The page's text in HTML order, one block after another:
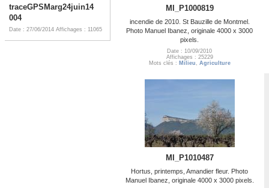
traceGPSMarg24juin14
004
Date : 27/06/2014 Affichages : 11065
MI_P1000819
incendie de 2010. St Bauzille de Montmel.
Photo Manuel Ibanez, originale 4000 x 3000
pixels.
Date : 10/09/2010
Affichages : 25229
Mots clés : Milieu , Agriculture
MI_P1010487
Hortus, printemps, Amandier fleur. Photo
Manuel Ibanez, originale 4000 x 3000 pixels.